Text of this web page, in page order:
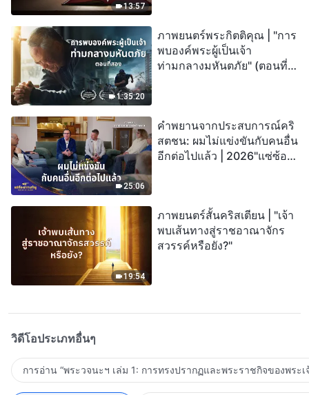
13:57
1:35:20
ภาพยนตร์พระกิตติคุณ | "การ
พบองค์พระผู้เป็นเจ้า
ท่ามกลางมหันตภัย" (ตอนที่
25:06
คำพยานจากประสบการณ์คริ
สตชน: ผมไม่แข่งขันกับคนอื่น
อีกต่อไปแล้ว | 2026"แซ่ซ้อง
19:54
ภาพยนตร์สั้นคริสเตียน | "เจ้า
พบเส้นทางสู่ราชอาณาจักร
สวรรค์หรือยัง?"
วิดีโอประเภทอื่นๆ
การอ่าน “พระวจนะฯ เล่ม 1: การทรงปรากฏและพระราชกิจของพระเ